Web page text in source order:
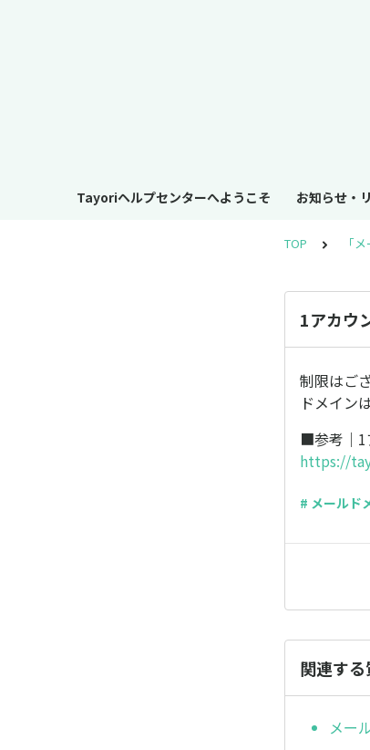
Tayoriヘルプセンターへようこそ お知らせ・
TOP 「
1アカウ
制限はご
ドメイン
■参考｜1
https://
# メールド
関連す
メー